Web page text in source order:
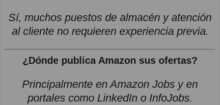
Sí, muchos puestos de almacén y atención
al cliente no requieren experiencia previa.
¿Dónde publica Amazon sus ofertas?
Principalmente en Amazon Jobs y en
portales como LinkedIn o InfoJobs.